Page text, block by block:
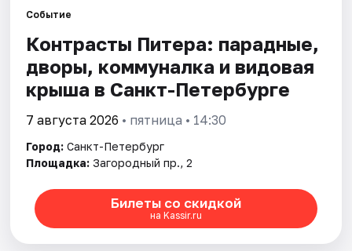
Города
Площадки
Артисты
Рейтинги
Событие
Контрасты Питера: парадные,
дворы, коммуналка и видовая
крыша в Санкт-Петербурге
7 августа 2026 • пятница • 14:30
Город: Санкт-Петербург
Площадка: Загородный пр., 2
Билеты со скидкой
на Kassir.ru